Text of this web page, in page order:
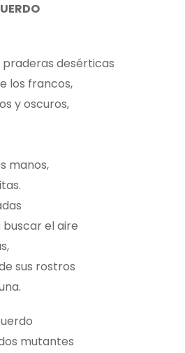
desérticas
los francos,
y oscuros,
manos,
buscar el aire
sus rostros
mutantes